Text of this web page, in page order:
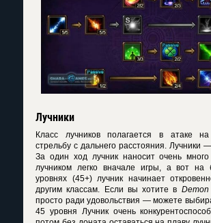
Лучники
Класс лучников полагается в атаке
стрельбу с дальнего расстояния. Лучники
За один ход лучник наносит очень
лучником легко вначале игры, а вот на
уровнях (45+) лучник начинает
другим классам. Если вы хотите в
просто ради удовольствия — можете
45 уровня Лучник очень